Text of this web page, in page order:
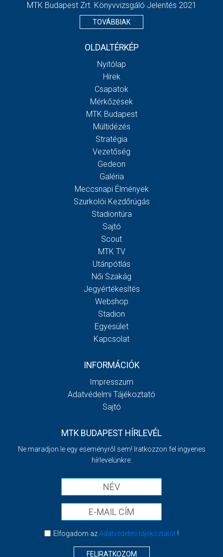
MTK Budapest Zrt. Könyvvizsgáló Jelentés 2021
TOVÁBBIAK
OLDALTÉRKÉP
Nyitólap
Hírek
Csapatok
Mérkőzések
MTK Budapest
Múltidézés
Stratégia
Vezetőség
Gedeon
Galéria
Meccsnapi Élmények
Szurkolói Kezdőrúgás
Stadiontúra
Sajtó
Scout
MTK TV
Utánpótlás
Női Szakág
Jegyértékesítés
Webshop
Stadion
Egyesület
Kapcsolat
INFORMÁCIÓK
Impresszum
Adatvédelmi Tájékoztató
Sajtó
MTK BUDAPEST HÍRLEVÉL
Ne maradjon le egy eseményről sem! Iratkozzon fel ingyenes
hírlevelünkre:
Elfogadom azAdatvédelmi tájékoztatót!
FELIRATKOZOM